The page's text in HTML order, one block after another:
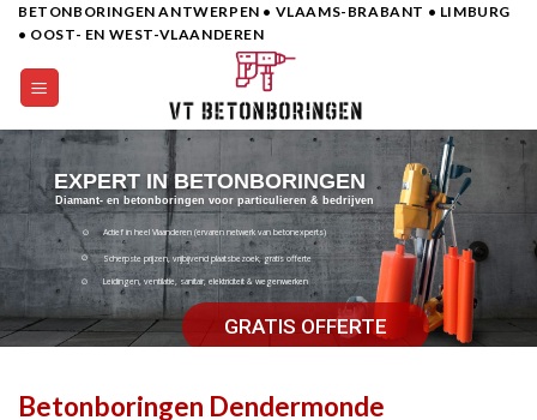
Skip
content
BETONBORINGEN ANTWERPEN • VLAAMS-BRABANT • LIMBURG
• OOST- EN WEST-VLAANDEREN
EXPERT IN BETONBORINGEN
Diamant- en betonboringen voor particulieren & bedrijven
Actief in heel Vlaanderen (ervaren netwerk van betonexperts)
Scherpste prijzen, vrijbijvend plaatsbezoek, gratis offerte
Leidingen, ventilatie, sanitair, elektriciteit & wegenwerken
GRATIS OFFERTE
Betonboringen Dendermonde